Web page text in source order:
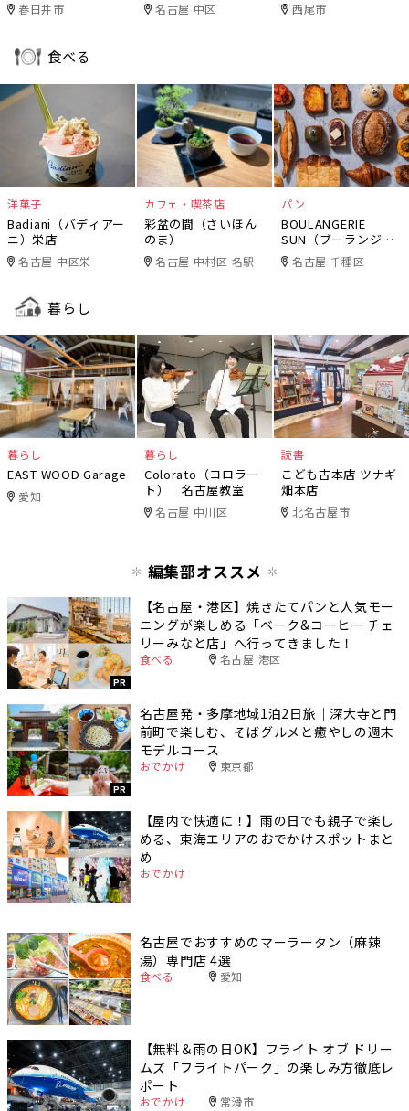
春日井市 名古屋 中区 西尾市
食べる
洋菓子
Badiani（バディアー
ニ）栄店
名古屋 中区栄
カフェ・喫茶店
彩盆の間（さいほん
のま）
名古屋 中村区 名駅
パン
BOULANGERIE
SUN（ブーランジェ
リー・サン）
名古屋 千種区
暮らし
暮らし
EAST WOOD Garage
愛知
暮らし
Colorato（コロラー
ト） 名古屋教室
名古屋 中川区
読書
こども古本店 ツナギ
畑本店
北名古屋市
編集部オススメ
PR
【名古屋・港区】焼きたてパンと人気モー
ニングが楽しめる「ベーク&コーヒー チェ
リーみなと店」へ行ってきました！
食べる 名古屋 港区
PR
名古屋発・多摩地域1泊2日旅｜深大寺と門
前町で楽しむ、そばグルメと癒やしの週末
モデルコース
おでかけ 東京都
【屋内で快適に！】雨の日でも親子で楽し
める、東海エリアのおでかけスポットまと
め
おでかけ
名古屋でおすすめのマーラータン（麻辣
湯）専門店 4選
食べる 愛知
【無料＆雨の日OK】フライト オブ ドリー
ムズ「フライトパーク」の楽しみ方徹底レ
ポート
おでかけ 常滑市